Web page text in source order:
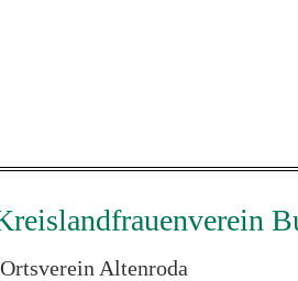
Ortsverein Altenroda